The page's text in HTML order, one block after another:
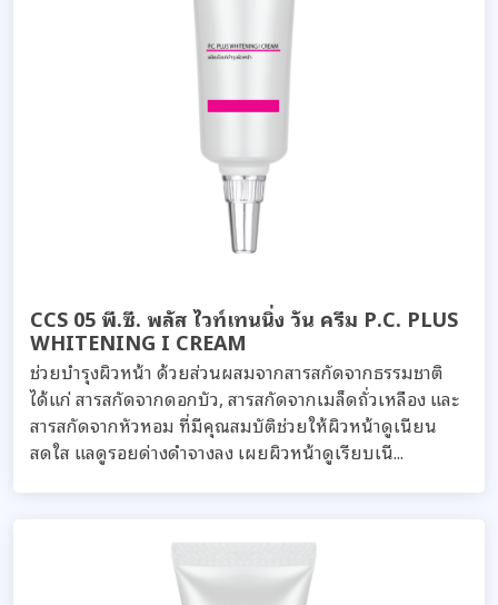
CCS 05 พี.ซี. พลัส ไวท์เทนนิ่ง วัน ครีม P.C. PLUS
WHITENING I CREAM
ช่วยบำรุงผิวหน้า ด้วยส่วนผสมจากสารสกัดจากธรรมชาติ
ได้แก่ สารสกัดจากดอกบัว, สารสกัดจากเมล็ดถั่วเหลือง และ
สารสกัดจากหัวหอม ที่มีคุณสมบัติช่วยให้ผิวหน้าดูเนียน
สดใส แลดูรอยด่างดำจางลง เผยผิวหน้าดูเรียบเนี...